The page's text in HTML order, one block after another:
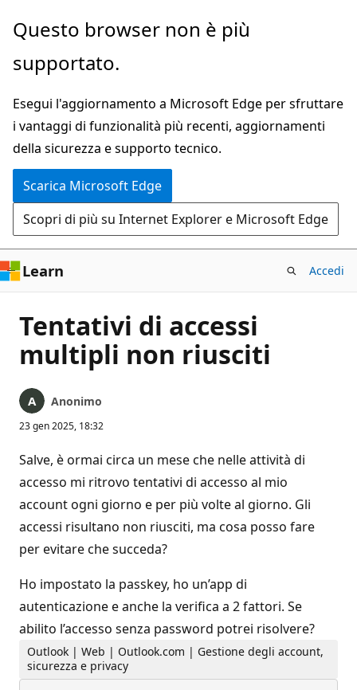
Ignora
passa
contenuto
principale
Questo browser non è più
supportato.
Esegui l'aggiornamento a Microsoft Edge per sfruttare
i vantaggi di funzionalità più recenti, aggiornamenti
della sicurezza e supporto tecnico.
Scarica Microsoft Edge
Scopri di più su Internet Explorer e Microsoft Edge
Learn Accedi
Tentativi di accessi
multipli non riusciti
Anonimo
23 gen 2025, 18:32
Salve, è ormai circa un mese che nelle attività di
accesso mi ritrovo tentativi di accesso al mio
account ogni giorno e per più volte al giorno. Gli
accessi risultano non riusciti, ma cosa posso fare
per evitare che succeda?
Ho impostato la passkey, ho un’app di
autenticazione e anche la verifica a 2 fattori. Se
abilito l’accesso senza password potrei risolvere?
Outlook | Web | Outlook.com | Gestione degli account,
sicurezza e privacy